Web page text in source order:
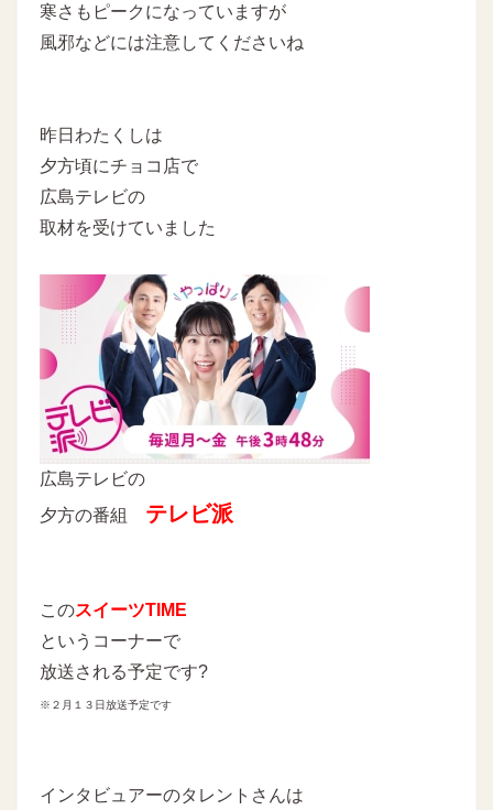
寒さもピークになっていますが
風邪などには注意してくださいね
昨日わたくしは
夕方頃にチョコ店で
広島テレビの
取材を受けていました
広島テレビの
夕方の番組 テレビ派
このスイーツTIME
というコーナーで
放送される予定です?
※２月１３日放送予定です
インタビュアーのタレントさんは